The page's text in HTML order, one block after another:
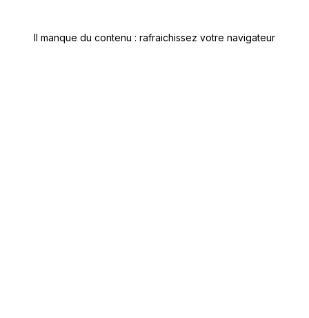
Il manque du contenu : rafraichissez votre navigateur